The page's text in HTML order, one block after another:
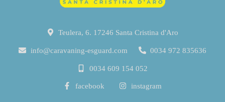
Teulera, 6. 17246 Santa Cristina d'Aro
info@caravaning-esguard.com 0034 972 835636
0034 609 154 052
facebook instagram